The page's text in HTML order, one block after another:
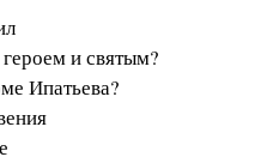
и святым?
Ипатьева?